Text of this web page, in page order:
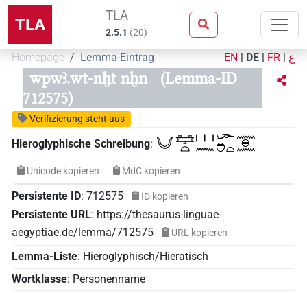
TLA TLA
2.5.1 (20)
Homepage Lemma-Eintrag EN | DE | FR | ع
wpwꜣ.wt-nḫt nḫn
(Lemma-ID
712575)
Verifizierung steht aus
Hieroglyphische Schreibung: 𓄋𓈐𓏏𓏥𓈖𓆱𓐍𓏏𓈖𓐍𓈖
Unicode kopieren MdC kopieren
Persistente ID: 712575 ID kopieren
Persistente URL: https://thesaurus-linguae-
aegyptiae.de/lemma/712575
URL kopieren
Lemma-Liste: Hieroglyphisch/Hieratisch
Wortklasse: Personenname